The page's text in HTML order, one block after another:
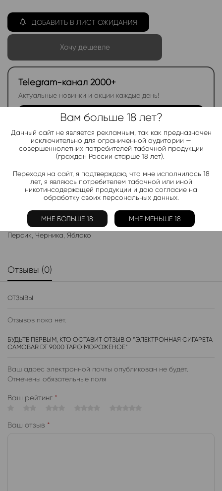
ДОБАВИТЬ В ЛИСТ ОЖИДАНИЯ
Хочу дешевле
Telegram-канал 2000+
Актуальные новинки и акции каждые день!
Подписаться
Добавить в избранное Категории: CAMOBAR DT 9000
Ананас,Арбуз ,Бабл-Гам,Банан,Виноград,Вишня,Гранат
Клубника,Лимон,Манго,Мороженое,Мята,Персик
,Яблоко,Ягодные
Жидкости:
Ананас
Лимон,Малина
,
Персик Черника Яблоко
Отзывы (0)
ОТЗЫВЫ
Отзывов пока нет.
БУДЬТЕ ПЕРВЫМ, КТО ОСТАВИТ ОТЗЫВ О “ЭЛЕКТРОННАЯ СИГАРЕТА
CAMOBAR DT 9000 ТАРО МОРОЖЕНОЕ”
Ваш адрес электронной почты опубликован не будет.
Отмечены обязательные поля
Ваш рейтинг *
Ваш отзыв *
Вам больше 18 лет?
Данный сайт не является рекламным, так как предназначен
исключительно для ограниченной аудитории —
совершеннолетних потребителей табачной продукции
(граждан России старше 18 лет).
Переходя на сайт, я подтверждаю, что мне исполнилось 18
лет, я являюсь потребителем табачной или иной
никотинсодержащей продукции и даю согласие на
обработку своих персональных данных.
МНЕ БОЛЬШЕ 18 МНЕ МЕНЬШЕ 18